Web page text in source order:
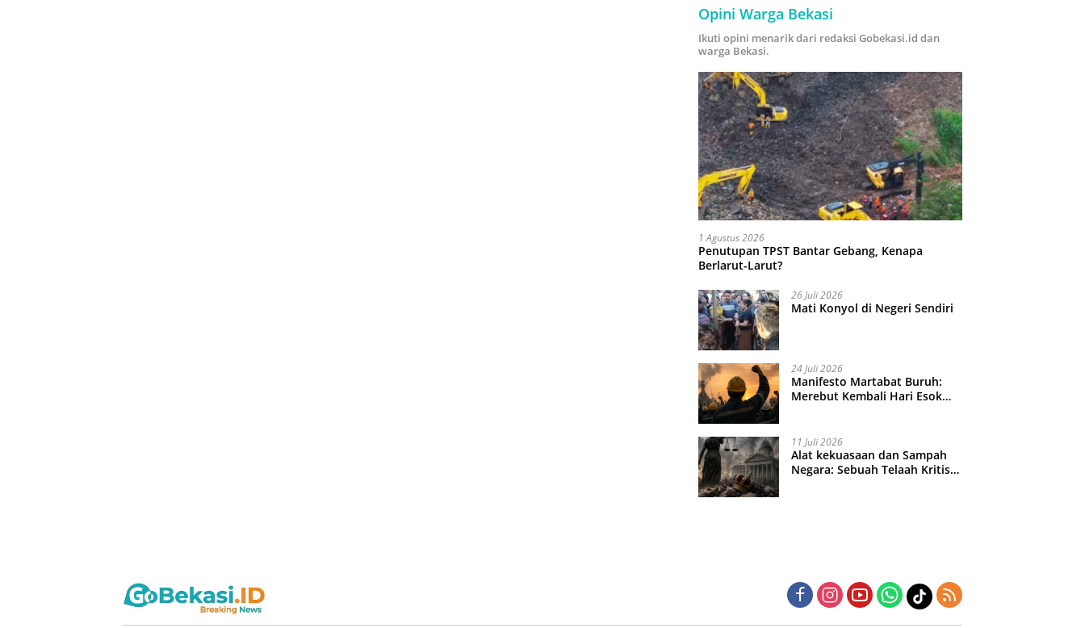
Opini Warga Bekasi
Ikuti opini menarik dari redaksi Gobekasi.id dan
warga Bekasi.
1 Agustus 2026
Penutupan TPST Bantar Gebang, Kenapa
Berlarut-Larut?
26 Juli 2026
Mati Konyol di Negeri Sendiri
24 Juli 2026
Manifesto Martabat Buruh:
Merebut Kembali Hari Esok
11 Juli 2026
Alat kekuasaan dan Sampah
Negara: Sebuah Telaah Kritis